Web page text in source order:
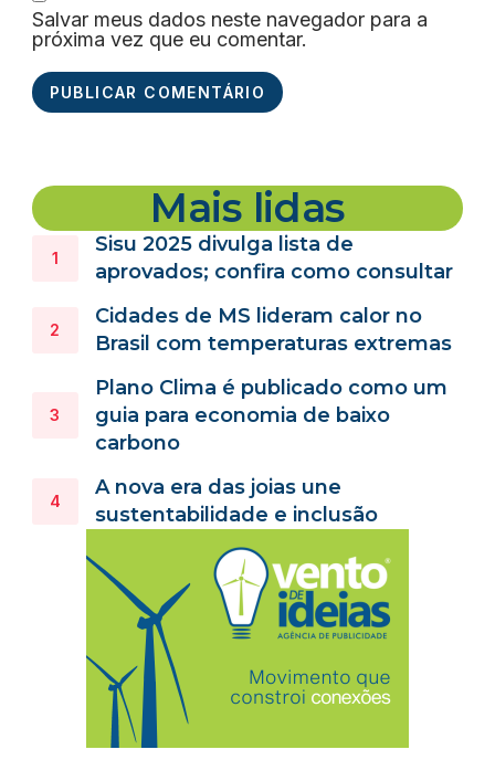
Salvar meus dados neste navegador para a
próxima vez que eu comentar.
Mais lidas
Sisu 2025 divulga lista de
aprovados; confira como consultar
Cidades de MS lideram calor no
Brasil com temperaturas extremas
Plano Clima é publicado como um
guia para economia de baixo
carbono
A nova era das joias une
sustentabilidade e inclusão